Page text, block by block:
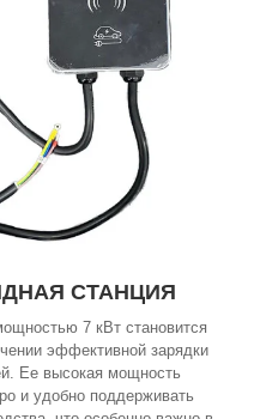
СТАНЦИЯ
7 кВт становится
эффективной зарядки
Ее высокая мощность
и удобно поддерживать